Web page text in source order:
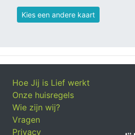
Kies een andere kaart
Hoe Jij is Lief werkt
Onze huisregels
Wie zijn wij?
Vragen
Privacy